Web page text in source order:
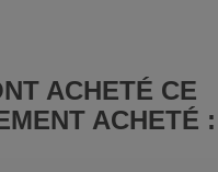
ACHETÉ CE
ACHETÉ :